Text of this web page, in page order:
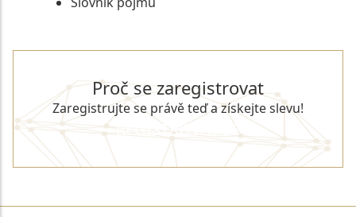
Proč se zaregistrovat
Zaregistrujte se právě teď a získejte slevu!
REGISTROVAT SE